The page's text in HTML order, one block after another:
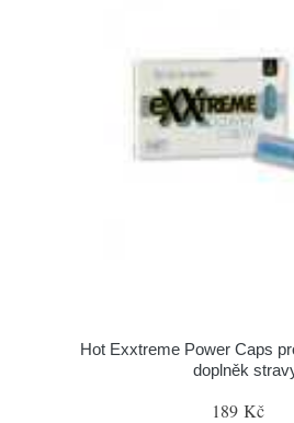
Hot Exxtreme Power Caps
doplněk
189 Kč